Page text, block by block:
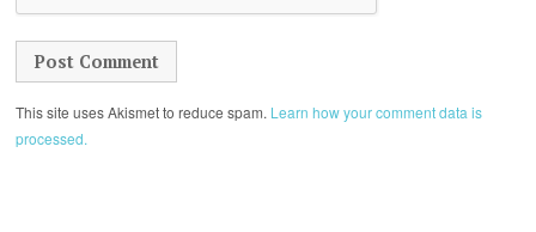
This site uses Akismet to reduce spam. Learn how your comment data is
processed.